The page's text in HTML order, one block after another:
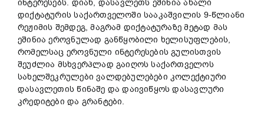
ინტერესებს. დიახ, დასავლეთს ეშინია ახალი
დიქტატურის საქართველოში სააკაშვილის 9-წლიანი
რეჟიმის შემდეგ, მაგრამ დიქტატურაზე მეტად მას
ეშინია ეროვნულად განწყობილი ხელისუფლების,
რომელსაც ეროვნული ინტერესების გულისთვის
შეუძლია მსხვერპლად გაიღოს საქართველოს
სახელშეკრულები ვალდებულებები კოლექტიური
დასავლეთის წინაშე და დაივიწყოს დასავლური
კრედიტები და გრანტები.